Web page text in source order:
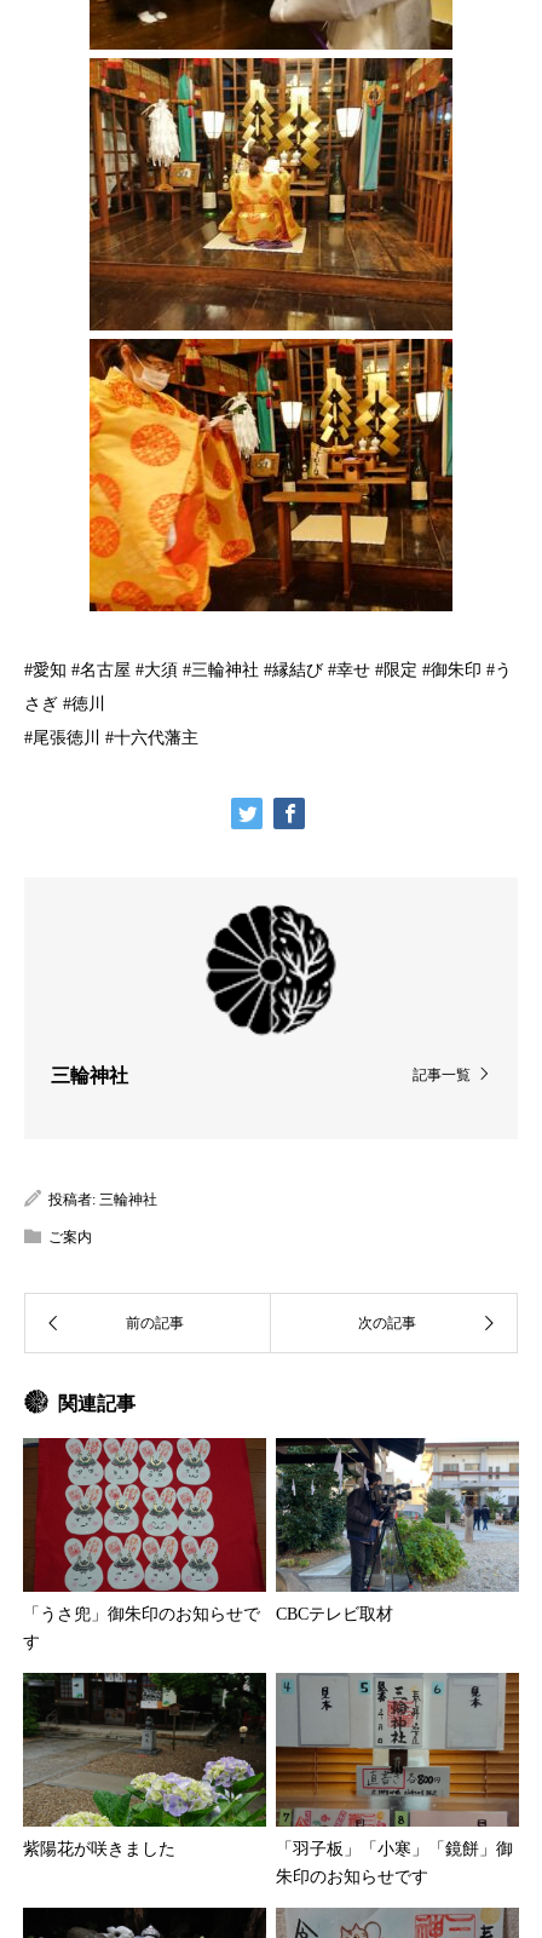
#愛知 #名古屋 #大須 #三輪神社 #縁結び #幸せ #限定 #御朱印 #う
さぎ #徳川
#尾張徳川 #十六代藩主
記事一覧
三輪神社
投稿者: 三輪神社
ご案内
関連記事
「うさ兜」御朱印のお知らせで
す
CBCテレビ取材
紫陽花が咲きました
「羽子板」「小寒」「鏡餅」御
朱印のお知らせです